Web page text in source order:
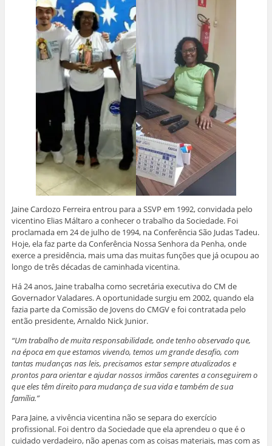
Jaine Cardozo Ferreira entrou para a SSVP em 1992, convidada pelo
vicentino Elias Máltaro a conhecer o trabalho da Sociedade. Foi
proclamada em 24 de julho de 1994, na Conferência São Judas Tadeu.
Hoje, ela faz parte da Conferência Nossa Senhora da Penha, onde
exerce a presidência, mais uma das muitas funções que já ocupou ao
longo de três décadas de caminhada vicentina.
Há 24 anos, Jaine trabalha como secretária executiva do CM de
Governador Valadares. A oportunidade surgiu em 2002, quando ela
fazia parte da Comissão de Jovens do CMGV e foi contratada pelo
então presidente, Arnaldo Nick Junior.
“Um trabalho de muita responsabilidade, onde tenho observado que,
na época em que estamos vivendo, temos um grande desafio, com
tantas mudanças nas leis, precisamos estar sempre atualizados e
prontos para orientar e ajudar nossos irmãos carentes a conseguirem o
que eles têm direito para mudança de sua vida e também de sua
família.”
Para Jaine, a vivência vicentina não se separa do exercício
profissional. Foi dentro da Sociedade que ela aprendeu o que é o
cuidado verdadeiro, não apenas com as coisas materiais, mas com as